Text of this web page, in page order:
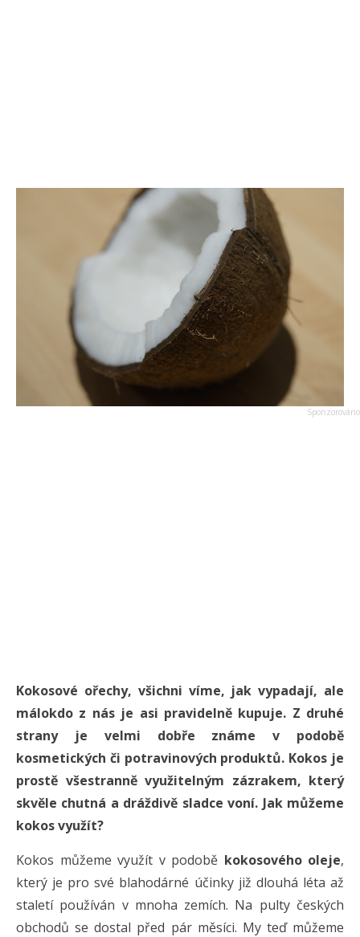
Kokosové ořechy, všichni víme, jak vypadají, ale
málokdo z nás je asi pravidelně kupuje. Z druhé
strany je velmi dobře známe v podobě
kosmetických či potravinových produktů. Kokos je
prostě všestranně využitelným zázrakem, který
skvěle chutná a dráždivě sladce voní. Jak můžeme
kokos využít?
Kokos můžeme využít v podobě kokosového oleje,
který je pro své blahodárné účinky již dlouhá léta až
staletí používán v mnoha zemích. Na pulty českých
obchodů se dostal před pár měsíci. My teď můžeme